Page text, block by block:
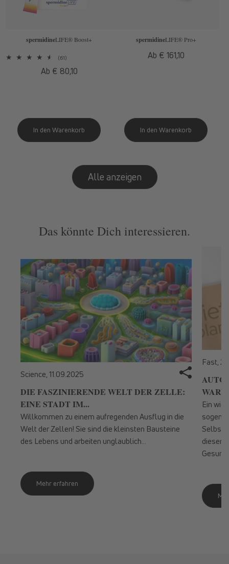
spermidineLIFE® Boost+
(61)61
insgesamt
Normaler
Ab € 80,10
spermidineLIFE® Pro+
Normaler
Ab € 161,10
Alle anzeigen
Das könnte Dich interessieren.
Science, 11.09.2025
DIE FASZINIERENDE WELT DER ZELLE:
EINE STADT IM...
Willkommen zu einem aufregenden Ausflug in die
Welt der Zellen! Sie sind die kleinsten Bausteine
des Lebens und arbeiten unglaublich...
Mehr erfahren
Fast,
Ein
diesem